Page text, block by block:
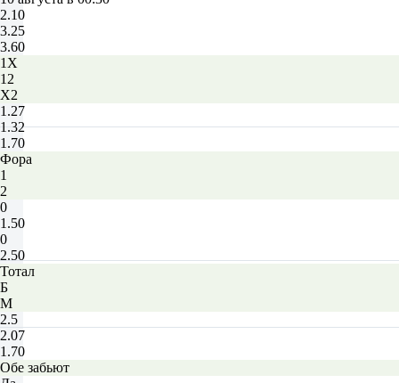
2.10
3.25
3.60
1X
12
X2
1.27
1.32
1.70
Фора
1
2
0
1.50
0
2.50
Тотал
Б
М
2.5
2.07
1.70
Обе забьют